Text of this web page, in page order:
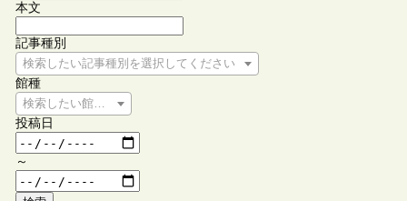
本文
記事種別
検索したい記事種別を選択してください
館種
検索したい館種を選択してください
投稿日
～